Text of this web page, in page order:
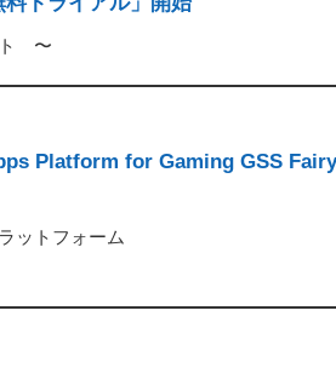
ト 〜
Platform for Gaming GSS
ットフォーム